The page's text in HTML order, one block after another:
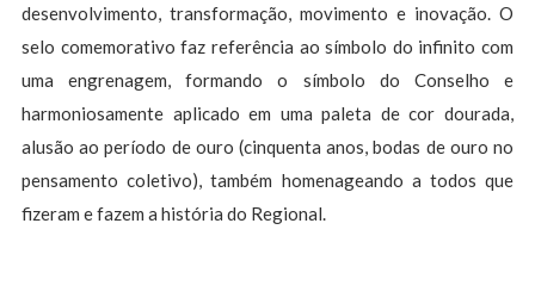
desenvolvimento, transformação, movimento e inovação. O
selo comemorativo faz referência ao símbolo do infinito com
uma engrenagem, formando o símbolo do Conselho e
harmoniosamente aplicado em uma paleta de cor dourada,
alusão ao período de ouro (cinquenta anos, bodas de ouro no
pensamento coletivo), também homenageando a todos que
fizeram e fazem a história do Regional.